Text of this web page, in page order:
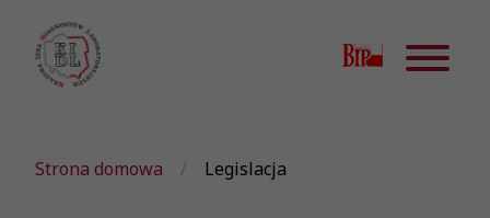
Strona domowa Legislacja